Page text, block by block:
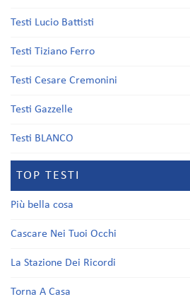
Testi Lucio Battisti
Testi Tiziano Ferro
Testi Cesare Cremonini
Testi Gazzelle
Testi BLANCO
TOP TESTI
Più bella cosa
Cascare Nei Tuoi Occhi
La Stazione Dei Ricordi
Torna A Casa